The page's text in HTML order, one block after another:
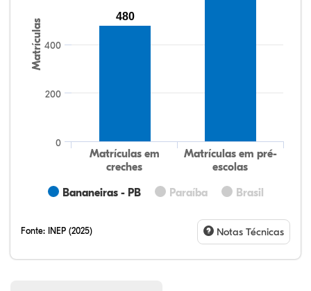
Matrículas
Bananeiras - PB Paraíba Brasil
Matrículas em
creches
Matrículas em pré-
escolas
0
200
400
480
Fonte: INEP (2025) Notas Técnicas